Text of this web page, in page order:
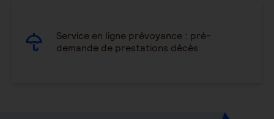
Service en ligne prévoyance : pré-
demande de prestations décès